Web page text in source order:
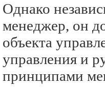
Однако
менеджер, он
объекта
управления и
принципами